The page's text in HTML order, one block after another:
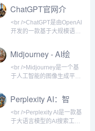
用户量增长最快的消费级AI
应用之一，也是当前最主
流、最具代表性的AI网站之
文本对话、内容生成
焦于人工智能领域的前沿动
态、技术突破与商业应用。
网站以深度报道和专业分析
著称，为科研人员、工程
信息服务和知识分享平台。
机器之心不仅是一个新闻聚
合站，更是一个连接学术与
之心的内容体系丰富多元，
覆盖人工智
ChatGPT官网介
绍
<br />ChatGPT是由OpenAI
开发的一款基于大规模语言
2022年11月30日发布。它
能够通过自然语言与用户对
话，回答问题、撰写文章、
编写代码、翻译语言，甚至
ChatGPT在发布后迅速引爆
全球关注，上线五天注册用
户突破一百万，两个月后月
Midjourney - AI绘
画网站
<br />Midjourney是一个基
于人工智能的图像生成平
即可创作出高质量的数字艺
术作品。它由独立研究实验
室Midjourney, Inc.开发，成
立于2021年，总部位于美国
Perplexity AI：智
能搜索新纪元
<br />Perplexity AI是一款基
于大语言模型的AI搜索工